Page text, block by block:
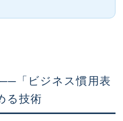
「ビジネス慣用表
る技術